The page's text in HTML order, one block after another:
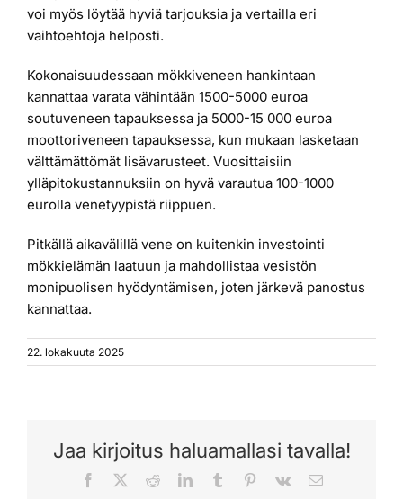
voi myös löytää hyviä tarjouksia ja vertailla eri
vaihtoehtoja helposti.
Kokonaisuudessaan mökkiveneen hankintaan
kannattaa varata vähintään 1500-5000 euroa
soutuveneen tapauksessa ja 5000-15 000 euroa
moottoriveneen tapauksessa, kun mukaan lasketaan
välttämättömät lisävarusteet. Vuosittaisiin
ylläpitokustannuksiin on hyvä varautua 100-1000
eurolla venetyypistä riippuen.
Pitkällä aikavälillä vene on kuitenkin investointi
mökkielämän laatuun ja mahdollistaa vesistön
monipuolisen hyödyntämisen, joten järkevä panostus
kannattaa.
22. lokakuuta 2025
Jaa kirjoitus haluamallasi tavalla!
Facebook RedditLinkedInTumblr Pinterest
Vk Sähköposti